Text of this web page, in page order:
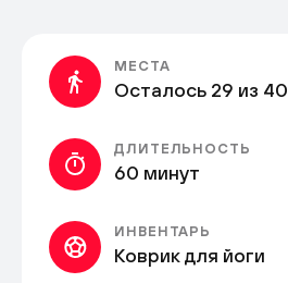
МЕСТА
Осталось 29 из 40
ДЛИТЕЛЬНОСТЬ
60 минут
ИНВЕНТАРЬ
Коврик для йоги